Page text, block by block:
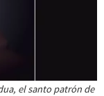
el santo patrón de